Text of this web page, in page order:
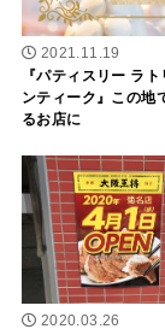
2021.11.19
『パティスリー ラ
ンティーク』この地
るお店に
2020.03.26